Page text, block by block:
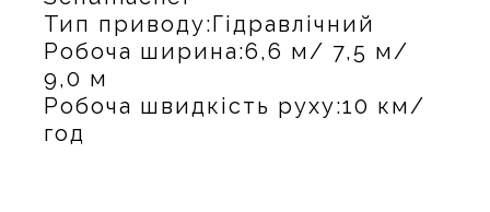
Тип приводу:Гідравлічний
Робоча ширина:6,6 м/ 7,5 м/
9,0 м
Робоча швидкість руху:10 км/
год